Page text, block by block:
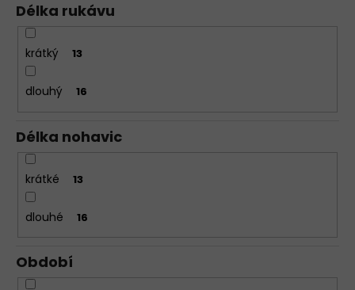
Délka rukávu
krátký 13
dlouhý 16
Délka nohavic
krátké 13
dlouhé 16
Období